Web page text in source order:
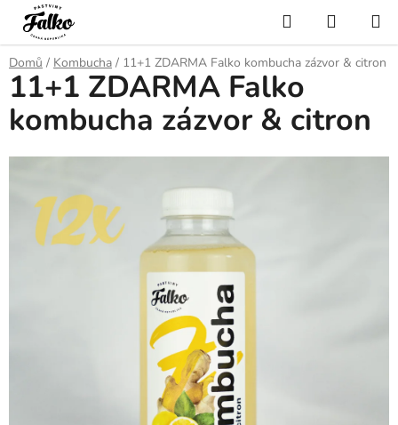
Přejít
obsah
Hledat
KOŠÍK
Domů / Kombucha / 11+1 ZDARMA Falko kombucha zázvor & citron
11+1 ZDARMA Falko
kombucha zázvor & citron